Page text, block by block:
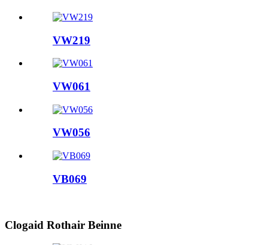
VW219
VW061
VW056
VB069
Clogaid Rothair Beinne